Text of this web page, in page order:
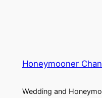
Honeymooner
Wedding and